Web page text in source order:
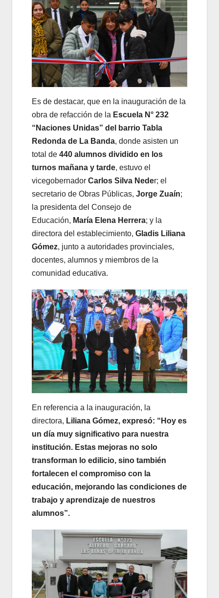
Es de destacar, que en la inauguración de la
obra de refacción de la Escuela N° 232
“Naciones Unidas” del barrio Tabla
Redonda de La Banda, donde asisten un
total de 440 alumnos dividido en los
turnos mañana y tarde, estuvo el
vicegobernador Carlos Silva Neder; el
secretario de Obras Públicas, Jorge Zuaín;
la presidenta del Consejo de
Educación, María Elena Herrera; y la
directora del establecimiento, Gladis Liliana
Gómez, junto a autoridades provinciales,
docentes, alumnos y miembros de la
comunidad educativa.
En referencia a la inauguración, la
directora, Liliana Gómez, expresó: “Hoy es
un día muy significativo para nuestra
institución. Estas mejoras no solo
transforman lo edilicio, sino también
fortalecen el compromiso con la
educación, mejorando las condiciones de
trabajo y aprendizaje de nuestros
alumnos”.